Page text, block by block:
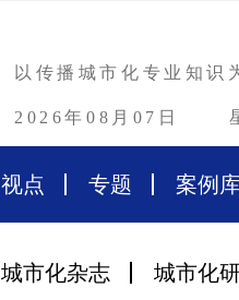
以传播城市化专业知识
2026年08月07日
视点 专题 案例
城市化杂志 城市化